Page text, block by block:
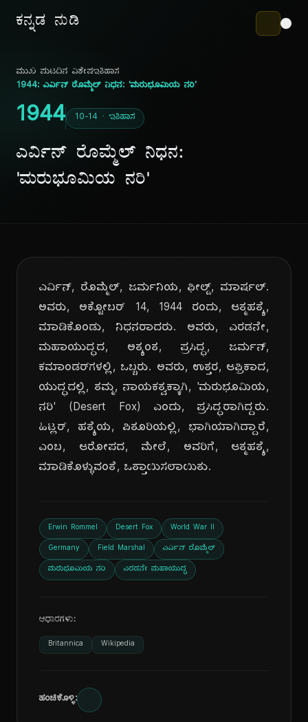
ಕನ್ನಡ ನುಡಿ
ಮುಖ ಪುಟದಿನ ವಿಶೇಷಇತಿಹಾಸ
1944: ಎರ್ವಿನ್ ರೊಮ್ಮೆಲ್ ನಿಧನ: 'ಮರುಭೂಮಿಯ ನರಿ'
1944 10-14 · ಇತಿಹಾಸ
ಎರ್ವಿನ್ ರೊಮ್ಮೆಲ್ ನಿಧನ:
'ಮರುಭೂಮಿಯ ನರಿ'
ಎರ್ವಿನ್, ರೊಮ್ಮೆಲ್, ಜರ್ಮನಿಯ, ಫೀಲ್ಡ್, ಮಾರ್ಷಲ್.
ಅವರು, ಅಕ್ಟೋಬರ್ 14, 1944 ರಂದು, ಆತ್ಮಹತ್ಯೆ,
ಮಾಡಿಕೊಂಡು, ನಿಧನರಾದರು. ಅವರು, ಎರಡನೇ,
ಮಹಾಯುದ್ಧದ, ಅತ್ಯಂತ, ಪ್ರಸಿದ್ಧ, ಜರ್ಮನ್,
ಕಮಾಂಡರ್‌ಗಳಲ್ಲಿ, ಒಬ್ಬರು. ಅವರು, ಉತ್ತರ, ಆಫ್ರಿಕಾದ,
ಯುದ್ಧದಲ್ಲಿ, ತಮ್ಮ, ನಾಯಕತ್ವಕ್ಕಾಗಿ, 'ಮರುಭೂಮಿಯ,
ನರಿ' (Desert Fox) ಎಂದು, ಪ್ರಸಿದ್ಧರಾಗಿದ್ದರು.
ಹಿಟ್ಲರ್, ಹತ್ಯೆಯ, ಪಿತೂರಿಯಲ್ಲಿ, ಭಾಗಿಯಾಗಿದ್ದಾರೆ,
ಎಂಬ, ಆರೋಪದ, ಮೇಲೆ, ಅವರಿಗೆ, ಆತ್ಮಹತ್ಯೆ,
ಮಾಡಿಕೊಳ್ಳುವಂತೆ, ಒತ್ತಾಯಿಸಲಾಯಿತು.
Erwin Rommel Desert Fox World War II
Germany Field Marshal ಎರ್ವಿನ್ ರೊಮ್ಮೆಲ್
ಮರುಭೂಮಿಯ ನರಿ ಎರಡನೇ ಮಹಾಯುದ್ಧ
ಆಧಾರಗಳು:
Britannica Wikipedia
ಹಂಚಿಕೊಳ್ಳಿ: